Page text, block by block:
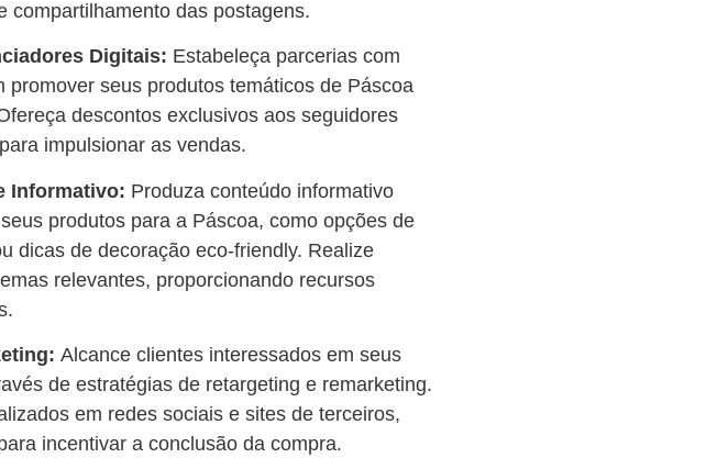
compartilhamento das postagens.
Digitais: Estabeleça parcerias com
promover seus produtos temáticos de Páscoa
descontos exclusivos aos seguidores
impulsionar as vendas.
Informativo: Produza conteúdo informativo
produtos para a Páscoa, como opções de
dicas de decoração eco-friendly. Realize
relevantes, proporcionando recursos
Alcance clientes interessados ​​em seus
de estratégias de retargeting e remarketing.
em redes sociais e sites de terceiros,
incentivar a conclusão da compra.